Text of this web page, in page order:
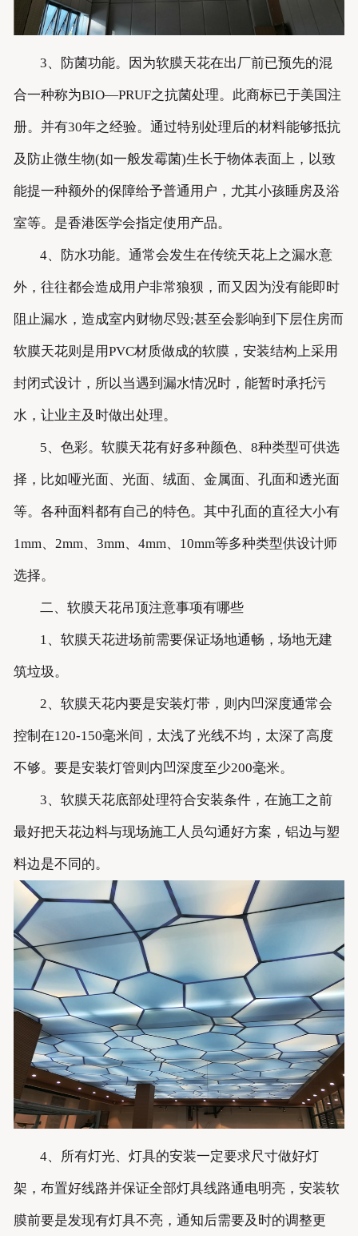
3、防菌功能。因为软膜天花在出厂前已预先的混
合一种称为BIO—PRUF之抗菌处理。此商标已于美国注
册。并有30年之经验。通过特别处理后的材料能够抵抗
及防止微生物(如一般发霉菌)生长于物体表面上，以致
能提一种额外的保障给予普通用户，尤其小孩睡房及浴
室等。是香港医学会指定使用产品。
4、防水功能。通常会发生在传统天花上之漏水意
外，往往都会造成用户非常狼狈，而又因为没有能即时
阻止漏水，造成室内财物尽毁;甚至会影响到下层住房而
软膜天花则是用PVC材质做成的软膜，安装结构上采用
封闭式设计，所以当遇到漏水情况时，能暂时承托污
水，让业主及时做出处理。
5、色彩。软膜天花有好多种颜色、8种类型可供选
择，比如哑光面、光面、绒面、金属面、孔面和透光面
等。各种面料都有自己的特色。其中孔面的直径大小有
1mm、2mm、3mm、4mm、10mm等多种类型供设计师
选择。
二、软膜天花吊顶注意事项有哪些
1、软膜天花进场前需要保证场地通畅，场地无建
筑垃圾。
2、软膜天花内要是安装灯带，则内凹深度通常会
控制在120-150毫米间，太浅了光线不均，太深了高度
不够。要是安装灯管则内凹深度至少200毫米。
3、软膜天花底部处理符合安装条件，在施工之前
最好把天花边料与现场施工人员勾通好方案，铝边与塑
料边是不同的。
4、所有灯光、灯具的安装一定要求尺寸做好灯
架，布置好线路并保证全部灯具线路通电明亮，安装软
膜前要是发现有灯具不亮，通知后需要及时的调整更